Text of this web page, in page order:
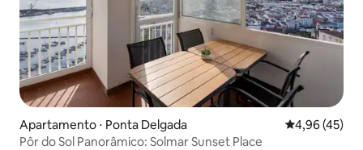
Apartamento ⋅ Ponta Delgada 4,96 de uma
4,96 (45)
Pôr do Sol Panorâmico: Solmar Sunset Place